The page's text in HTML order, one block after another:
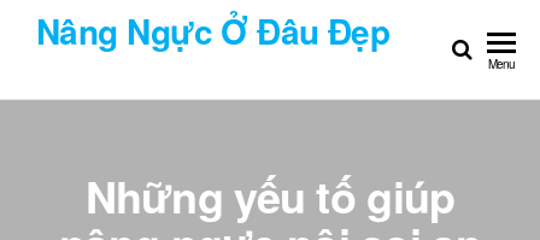
Chuyển
dung
Nâng Ngực Ở Đâu Đẹp
Menu
Những yếu tố giúp